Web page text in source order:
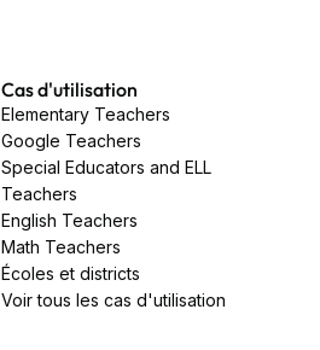
Cas d'utilisation
Elementary Teachers
Google Teachers
Special Educators and ELL
Teachers
English Teachers
Math Teachers
Écoles et districts
Voir tous les cas d'utilisation